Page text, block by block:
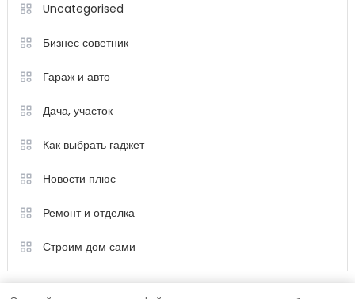
Uncategorised
Бизнес советник
Гараж и авто
Дача, участок
Как выбрать гаджет
Новости плюс
Ремонт и отделка
Строим дом сами